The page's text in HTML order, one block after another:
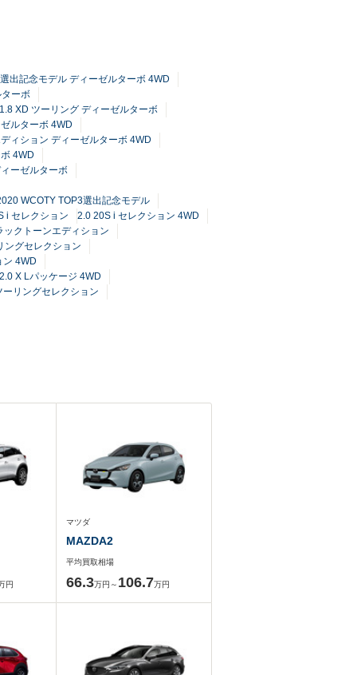
出記念モデル ディーゼルターボ 4WD
ーボ
1.8 XD ツーリング ディーゼルターボ
ルターボ 4WD
ィション ディーゼルターボ 4WD
4WD
ーゼルターボ
WCOTY TOP3選出記念モデル
i セレクション
2.0 20S i セレクション 4WD
ックトーンエディション
ングセレクション
ン 4WD
2.0 X Lパッケージ 4WD
リングセレクション
円
マツダ
MAZDA2
平均買取相場
66.3万円～ 106.7万円